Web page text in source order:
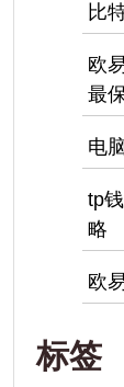
比
欧
最
电
tp
略
欧
标签